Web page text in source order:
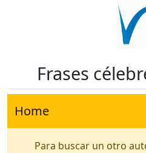
Frases
Home
Para buscar un otro